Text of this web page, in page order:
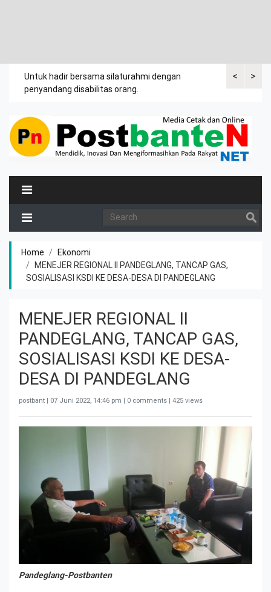
<
Untuk hadir bersama silaturahmi dengan
penyandang disabilitas orang.
Bupati>
Home
Ekonomi
MENEJER REGIONAL II PANDEGLANG, TANCAP GAS,
SOSIALISASI KSDI KE DESA-DESA DI PANDEGLANG
MENEJER REGIONAL II
PANDEGLANG, TANCAP GAS,
SOSIALISASI KSDI KE DESA-
DESA DI PANDEGLANG
postbant | 07 Juni 2022, 14:46 pm | 0 comments | 425 views
Pandeglang-Postbanten